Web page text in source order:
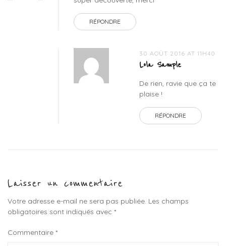
RÉPONDRE
30 AOÛT 2016 AT 11H40
Lola Sample
De rien, ravie que ça te
plaise !
RÉPONDRE
Laisser un commentaire
Votre adresse e-mail ne sera pas publiée. Les champs
obligatoires sont indiqués avec *
Commentaire *